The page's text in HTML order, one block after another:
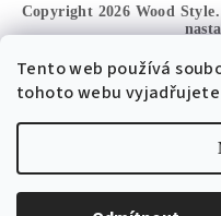
Tento web používá
tohoto webu
Copyright 2026 Wood Style